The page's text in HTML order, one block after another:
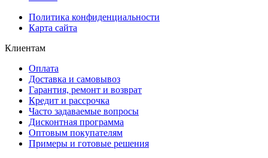
Политика конфиденциальности
Карта сайта
Клиентам
Оплата
Доставка и самовывоз
Гарантия, ремонт и возврат
Кредит и рассрочка
Часто задаваемые вопросы
Дисконтная программа
Оптовым покупателям
Примеры и готовые решения